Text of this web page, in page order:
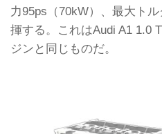
力95ps（70kW）、最大ト
揮する。これはAudi A1 1.0
ジンと同じものだ。